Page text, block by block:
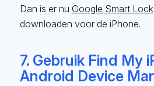
Dan is er nu Google Smart Lock
downloaden voor de iPhone.
7. Gebruik Find My
Android Device